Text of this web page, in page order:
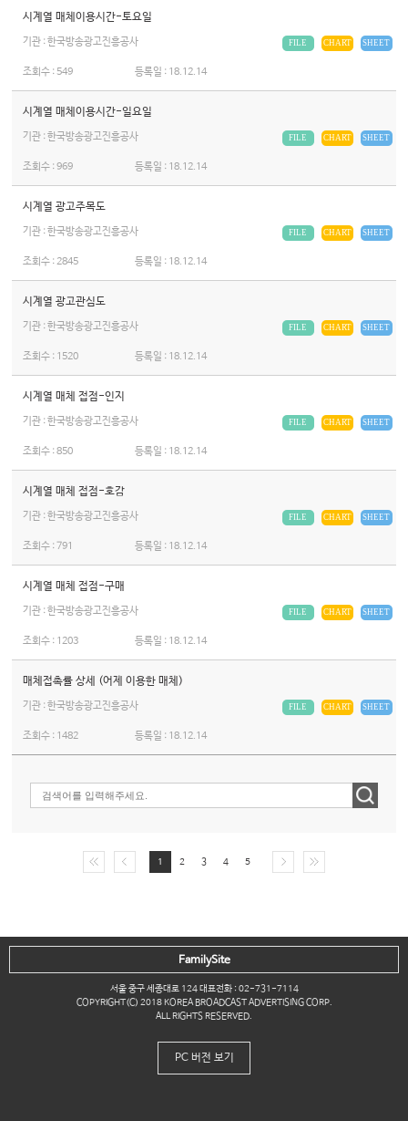
시계열 매체이용시간-토요일
기관 : 한국방송광고진흥공사 SHEET
CHART
FILE
조회수 : 549 등록일 : 18.12.14
시계열 매체이용시간-일요일
기관 : 한국방송광고진흥공사 SHEET
CHART
FILE
조회수 :969 등록일 : 18.12.14
시계열 광고주목도
기관 : 한국방송광고진흥공사 SHEET
CHART
FILE
조회수 :2845 등록일 : 18.12.14
시계열 광고관심도
기관 : 한국방송광고진흥공사 SHEET
CHART
FILE
조회수 : 1520 등록일 : 18.12.14
시계열 매체 접점-인지
기관 : 한국방송광고진흥공사 SHEET
CHART
FILE
조회수 :850 등록일 : 18.12.14
시계열 매체 접점-호감
기관 : 한국방송광고진흥공사 SHEET
CHART
FILE
조회수 :791 등록일 : 18.12.14
시계열 매체 접점-구매
기관 : 한국방송광고진흥공사 SHEET
CHART
FILE
조회수 : 1203 등록일 : 18.12.14
매체접촉률 상세 (어제 이용한 매체)
기관 : 한국방송광고진흥공사 SHEET
CHART
FILE
조회수 : 1482 등록일 : 18.12.14
1 2 3 4 5
서울 중구 세종대로 124 대표전화 : 02-731-7114
COPYRIGHT(C) 2018 KOREA BROADCAST ADVERTISING CORP.
ALL RIGHTS RESERVED.
FamilySite
PC 버전 보기